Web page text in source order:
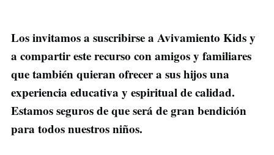
Los invitamos a suscribirse a Avivamiento Kids y
a compartir este recurso con amigos y familiares
que también quieran ofrecer a sus hijos una
experiencia educativa y espiritual de calidad.
Estamos seguros de que será de gran bendición
para todos nuestros niños.